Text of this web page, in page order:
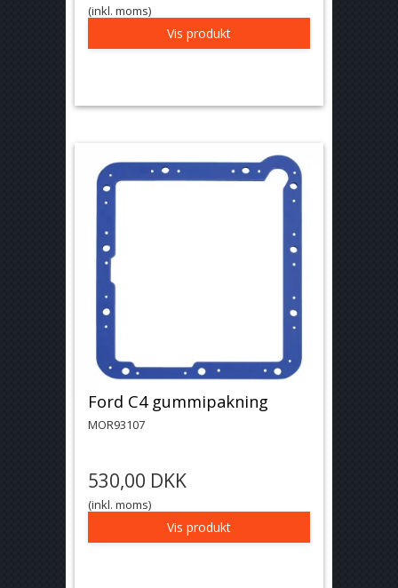
(inkl. moms)
Vis produkt
Ford C4 gummipakning
MOR93107
530,00 DKK
(inkl. moms)
Vis produkt